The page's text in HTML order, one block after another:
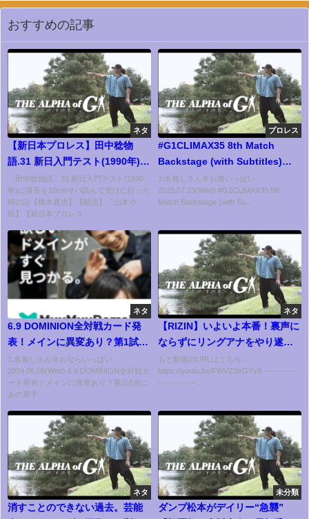
おすすめの記事
ネタ
【新日本プロレス】田中稔物
語.31 新日入門テスト(1990年)に
身長を10cmサバ読んで受けに行
った時の話【橋本真也】【馳
浩】「山本小鉄】【玉川ボール
い！】
「田中稔物語」31 新日入門テスト(1990
年)に身長を10cmサバ読んで受けに行った
時の話【橋本真也】【馳浩】「山本小
鉄】【新日本プロレス...
プロレス
#G1CLIMAX35 8th Match
Backstage (with Subtitles)
7/22/25 | G1 CLIMAX 35 第8試
合 Backstage
1:名無しさん＠お腹いっぱい
2025.07.23(Wed) #G1CLIMAX35 8th
Match Backstage (with Su...
ネタ
6.9 DOMINION全対戦カード発
表！メインに異変あり？第1試合
にあの選手！新日本プロレス
njpw njdominion BOSJ31
1:名無しさん＠おならいっぱい
2024.06.05(Wed) 6.9 DOMINION全対戦カ
ード発表！メインに異変あり？第1試合に
あの選手...
ネタ
【RIZIN】いよいよ本番！裏声に
ならずにリングアナをやり遂げ
たのか！？【青汁王子 三崎優太
青汁王子切り抜き】
もと動画のURLはこちら↓
https://youtu.be/FWVZ2trGYy8 -------------
--------------...
ネタ
消すことのできない過去。芸能
未分類
ダンプ松本がデイリー“急襲”